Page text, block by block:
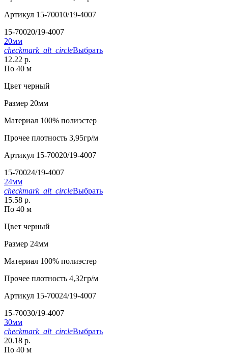
Артикул 15-70010/19-4007
15-70020/19-4007
20мм
checkmark_alt_circleВыбрать
12.22 р.
По 40 м
Цвет черный
Размер 20мм
Материал 100% полиэстер
Прочее плотность 3,95гр/м
Артикул 15-70020/19-4007
15-70024/19-4007
24мм
checkmark_alt_circleВыбрать
15.58 р.
По 40 м
Цвет черный
Размер 24мм
Материал 100% полиэстер
Прочее плотность 4,32гр/м
Артикул 15-70024/19-4007
15-70030/19-4007
30мм
checkmark_alt_circleВыбрать
20.18 р.
По 40 м